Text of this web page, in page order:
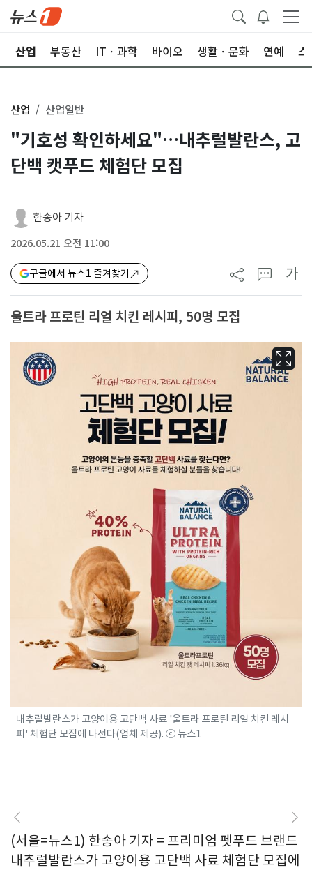
산업 부동산 ITㆍ과학 바이오 생활ㆍ문화 연예 스
산업 산업일반
"기호성 확인하세요"…내추럴발란스, 고
단백 캣푸드 체험단 모집
한송아 기자
2026.05.21 오전 11:00
구글에서 뉴스1 즐겨찾기 가
울트라 프로틴 리얼 치킨 레시피, 50명 모집
내추럴발란스가 고양이용 고단백 사료 '울트라 프로틴 리얼 치킨 레시
피' 체험단 모집에 나선다(업체 제공). ⓒ 뉴스1
(서울=뉴스1) 한송아 기자 = 프리미엄 펫푸드 브랜드
내추럴발란스가 고양이용 고단백 사료 체험단 모집에